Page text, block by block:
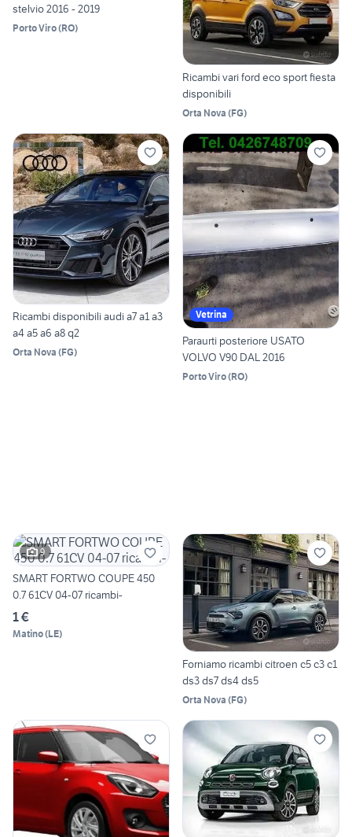
stelvio 2016 - 2019
Porto Viro(RO)
Ricambi vari ford eco sport fiesta
disponibili
Orta Nova (FG)
Ricambi disponibili audi a7 a1 a3
a4 a5 a6 a8 q2
Orta Nova (FG)
Vetrina
Paraurti posteriore USATO
VOLVO V90 DAL 2016
Porto Viro(RO)
9
SMART FORTWO COUPE 450
0.7 61CV 04-07 ricambi-
1 €
Matino(LE)
Forniamo ricambi citroen c5 c3 c1
ds3 ds7 ds4 ds5
Orta Nova (FG)